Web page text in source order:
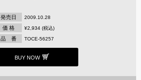
発売日 2009.10.28
価 格 ¥2,934 (税込)
品 番 TOCE-56257
BUY NOW